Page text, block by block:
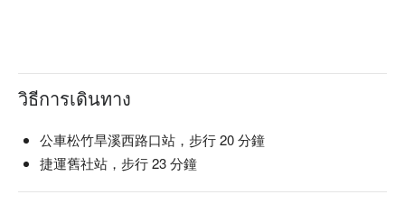
วิธีการเดินทาง
公車松竹旱溪西路口站，步行 20 分鐘
捷運舊社站，步行 23 分鐘